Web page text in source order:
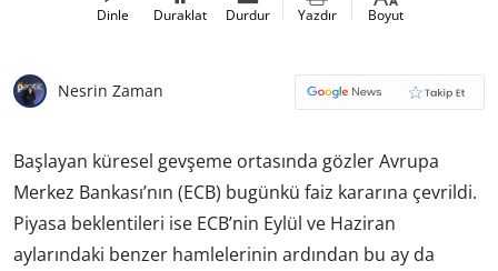
Dinle Duraklat Durdur Yazdır Boyut
Nesrin Zaman
Başlayan küresel gevşeme ortasında gözler Avrupa
Merkez Bankası’nın (ECB) bugünkü faiz kararına çevrildi.
Piyasa beklentileri ise ECB’nin Eylül ve Haziran
aylarındaki benzer hamlelerinin ardından bu ay da